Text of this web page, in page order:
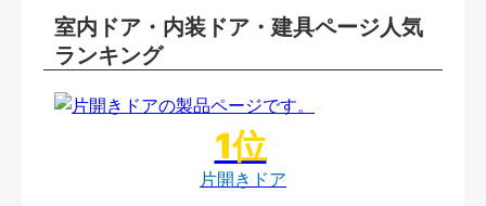
室内ドア・内装ドア・建具ページ人気
ランキング
片開きドア